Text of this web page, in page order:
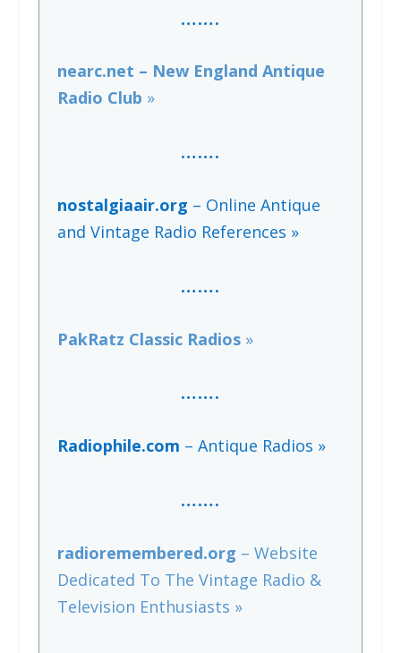
…….
nearc.net – New England Antique
Radio Club »
…….
nostalgiaair.org – Online Antique
and Vintage Radio References »
…….
PakRatz Classic Radios »
…….
Radiophile.com – Antique Radios »
…….
radioremembered.org – Website
Dedicated To The Vintage Radio &
Television Enthusiasts »